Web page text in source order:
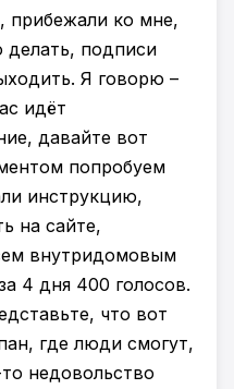
прибежали ко мне,
делать, подписи
Я говорю –
идёт
давайте вот
попробуем
инструкцию,
на сайте,
внутридомовым
4 дня 400 голосов.
что вот
где люди смогут,
недовольство